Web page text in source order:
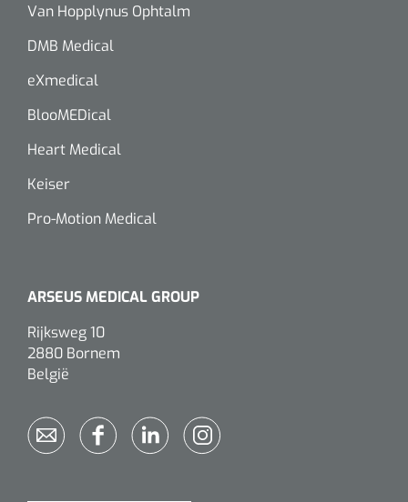
Van Hopplynus Ophtalm
DMB Medical
eXmedical
BlooMEDical
Heart Medical
Keiser
Pro-Motion Medical
ARSEUS MEDICAL GROUP
Rijksweg 10
2880 Bornem
België